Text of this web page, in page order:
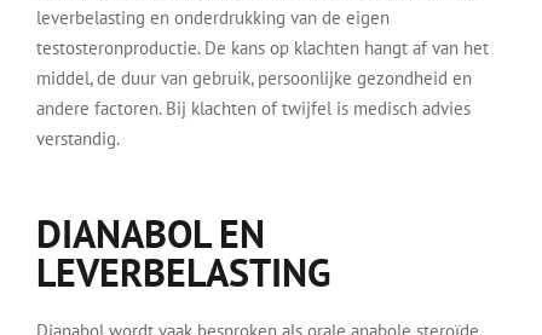
leverbelasting en onderdrukking van de eigen
testosteronproductie. De kans op klachten hangt af van het
middel, de duur van gebruik, persoonlijke gezondheid en
andere factoren. Bij klachten of twijfel is medisch advies
verstandig.
DIANABOL EN
LEVERBELASTING